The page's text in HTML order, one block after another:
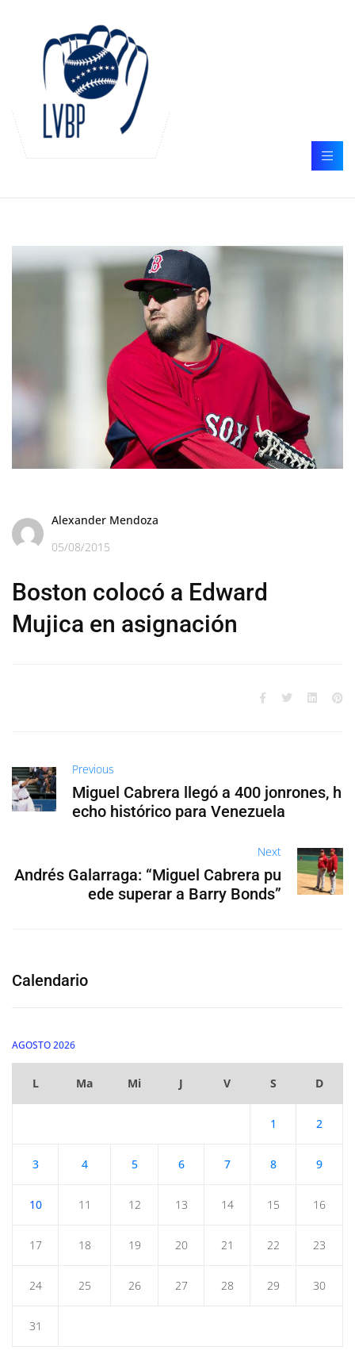
Alexander Mendoza
05/08/2015
Boston colocó a Edward
Mujica en asignación
Previous
Miguel Cabrera llegó a 400 jonrones, h
echo histórico para Venezuela
Next
Andrés Galarraga: “Miguel Cabrera pu
ede superar a Barry Bonds”
Calendario
AGOSTO 2026
L Ma Mi J V S D
1 2
3 4 5 6 7 8 9
10 11 12 13 14 15 16
17 18 19 20 21 22 23
24 25 26 27 28 29 30
31